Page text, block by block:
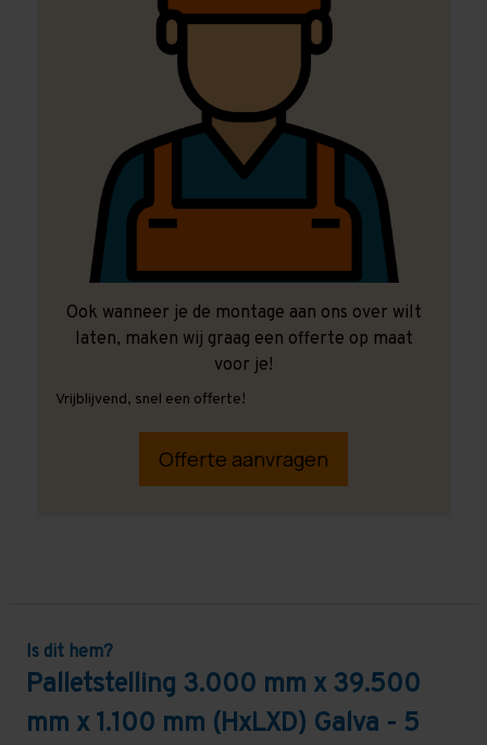
Ook wanneer je de montage aan ons over wilt
laten, maken wij graag een offerte op maat
voor je!
Vrijblijvend, snel een offerte!
Offerte aanvragen
Is dit hem?
Palletstelling 3.000 mm x 39.500
mm x 1.100 mm (HxLXD) Galva - 5